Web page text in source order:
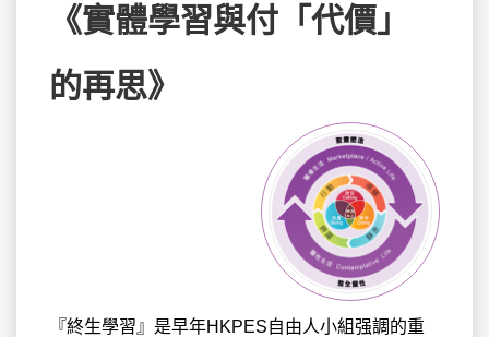
《實體學習與付「代價」
的再思》
『終生學習』是早年HKPES自由人小組强調的重